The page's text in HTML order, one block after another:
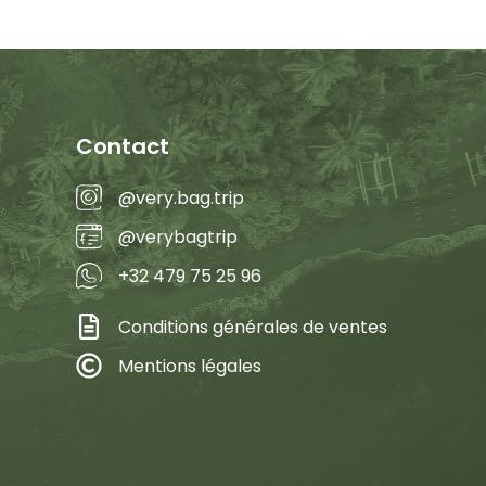
Contact
@very.bag.trip
@verybagtrip
+32 479 75 25 96
Conditions générales de ventes
Mentions légales